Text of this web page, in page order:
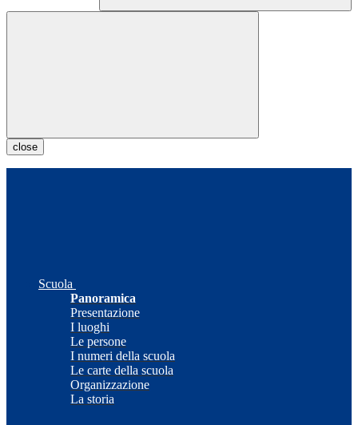
close
Scuola
Panoramica
Presentazione
I luoghi
Le persone
I numeri della scuola
Le carte della scuola
Organizzazione
La storia